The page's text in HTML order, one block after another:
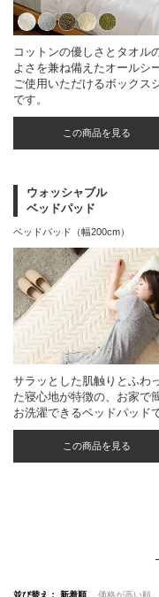
コットンの優しさとタオル
よさを兼ね備えたオールシ
ご使用いただけるボックス
です。
この商品を見る
ウォッシャブル
ベッドパッド
ベッドパッド（幅200cm）
サラッとした肌触りとふわ
た寝心地が特徴の、お家で
お洗濯できるベッドパッド
この商品を見る
並び替え 新着順 価格が高い順